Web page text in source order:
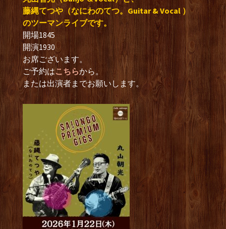
藤縄てつや（なにわのてつ。Guitar & Vocal ）
のツーマンライブです。
開場1845
開演1930
お席ございます。
ご予約はこちらから。
または出演者までお願いします。